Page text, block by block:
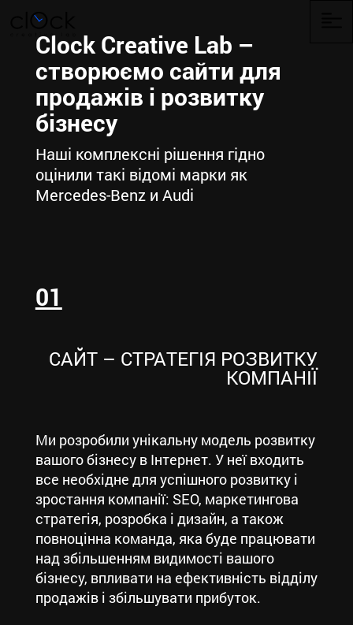
P
Se
Co
Головна
Clock Creative Lab –
створюємо сайти для
продажів і розвитку
бізнесу
Наші комплексні рішення гідно
оцінили такі відомі марки як
Mercedes-Benz и Audi
01
САЙТ – СТРАТЕГІЯ РОЗВИТКУ
КОМПАНІЇ
Ми розробили унікальну модель розвитку
вашого бізнесу в Інтернет. У неї входить
все необхідне для успішного розвитку і
зростання компанії: SEO, маркетингова
стратегія, розробка і дизайн, а також
повноцінна команда, яка буде працювати
над збільшенням видимості вашого
бізнесу, впливати на ефективність відділу
продажів і збільшувати прибуток.